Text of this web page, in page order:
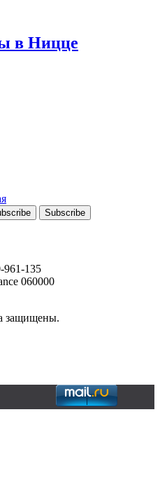
в Ницце
Subscribe
961-135
060000
защищены.